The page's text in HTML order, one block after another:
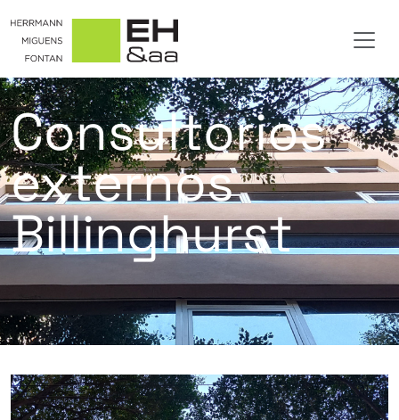
Consultorios
externos
Billinghurst